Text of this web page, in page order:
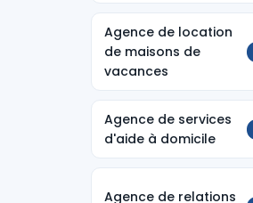
Agence de location
de maisons de
vacances
Agence de services
d'aide à domicile
Agence de relations